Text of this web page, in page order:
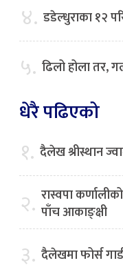
४. डडेल्धुराका १२
५. ढिलो होला तर,
धेरै पढिएको
१. दैलेख श्रीस्थान
२. रास्वपा
पाँच आकाङ्क्षी
३. दैलेखमा फोर्स